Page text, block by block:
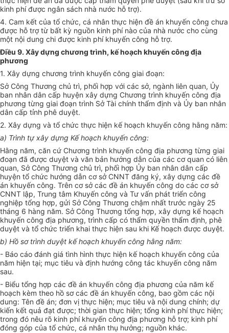
kinh phí được ngân sách nhà nước hỗ trợ).
4. Cam kết của tổ chức, cá nhân thực hiện đề án khuyến công chưa
được hỗ trợ từ bất kỳ nguồn kinh phí nào của nhà nước cho cùng
một nội dung chi được kinh phí khuyến công hỗ trợ.
Điều 9. Xây dựng chương trình, kế hoạch khuyến công địa
phương
1. Xây dựng chương trình khuyến công giai đoạn:
Sở Công Thương chủ trì, phối hợp với các sở, ngành liên quan, Ủy
ban nhân dân cấp huyện xây dựng Chương trình khuyến công địa
phương từng giai đoạn trình Sở Tài chính thẩm định và Ủy ban nhân
dân cấp tỉnh phê duyệt.
2. Xây dựng và tổ chức thực hiện kế hoạch khuyến công hằng năm:
a) Trình tự xây dựng Kế hoạch khuyến công:
Hằng năm, căn cứ Chương trình khuyến công địa phương từng giai
đoạn đã được duyệt và văn bản hướng dẫn của các cơ quan có liên
quan, Sở Công Thương chủ trì, phối hợp Ủy ban nhân dân cấp
huyện tổ chức hướng dẫn cơ sở CNNT đăng ký, xây dựng các đề
án khuyến công. Trên cơ sở các đề án khuyến công do các cơ sở
CNNT lập, Trung tâm Khuyến công và Tư vấn phát triển công
nghiệp tổng hợp, gửi Sở Công Thương chậm nhất trước ngày 25
tháng 6 hàng năm. Sở Công Thương tổng hợp, xây dựng kế hoạch
khuyến công địa phương, trình cấp có thẩm quyền thẩm định, phê
duyệt và tổ chức triển khai thực hiện sau khi Kế hoạch được duyệt.
b) Hồ sơ trình duyệt kế hoạch khuyến công hằng năm:
- Báo cáo đánh giá tình hình thực hiện kế hoạch khuyến công của
năm hiện tại; mục tiêu và định hướng công tác khuyến công năm
sau.
- Biểu tổng hợp các đề án khuyến công địa phương của năm kế
hoạch kèm theo hồ sơ các đề án khuyến công, bao gồm các nội
dung: Tên đề án; đơn vị thực hiện; mục tiêu và nội dung chính; dự
kiến kết quả đạt được; thời gian thực hiện; tổng kinh phí thực hiện;
trong đó nêu rõ kinh phí khuyến công địa phương hỗ trợ; kinh phí
đóng góp của tổ chức, cá nhân thụ hưởng; nguồn khác.